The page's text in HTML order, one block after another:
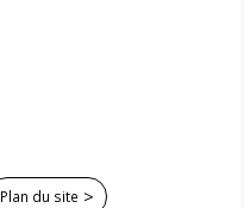
Plan du site